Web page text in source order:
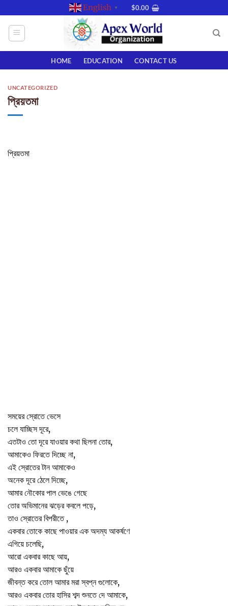
to
content
English ▼ $0.00
HOME EDUCATION CONTACT US
UNCATEGORIZED
প্রিয়তমা
প্রিয়তমা
সময়ের স্রোতে ভেসে
চলে যাচ্ছিস দূরে,
এতটাও তো দূরে যাওয়ার কথা ছিলনা তোর,
আমাকেও ফিরতে দিচ্ছে না,
এই স্রোতের টান আমাকেও
অনেক দূরে ঠেলে দিচ্ছে,
আমার নৌকোর পাল ভেঙে গেছে
তোর অভিমানের ঝড়ের কবলে পড়ে,
তাও স্রোতের বিপরীতে ,
একবার তোকে কাছে পাওয়ার এক অদম্য আকর্ষণে
এগিয়ে চলেছি,
আরো একবার কাছে আয়,
আরও একবার আমাকে ছুঁয়ে
জীবন্ত করে তোল আমার মরা স্বপ্ন গুলোকে,
আরও একবার তোর হাসির শব্দ শুনতে দে আমাকে,